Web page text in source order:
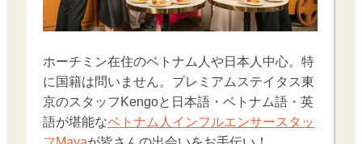
ホーチミン在住のベトナム人や日本人中心。特
に国籍は問いません。プレミアムステイタス東
京のスタッフKengoと日本語・ベトナム語・英
語が堪能なベトナム人インフルエンサースタッ